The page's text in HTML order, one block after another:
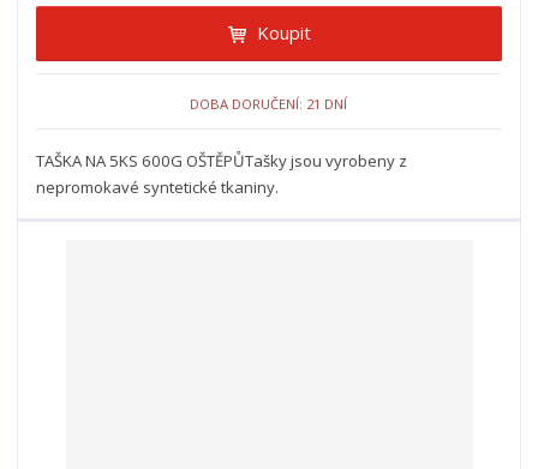
Koupit
DOBA DORUČENÍ: 21 DNÍ
TAŠKA NA 5KS 600G OŠTĚPŮTašky jsou vyrobeny z
nepromokavé syntetické tkaniny.